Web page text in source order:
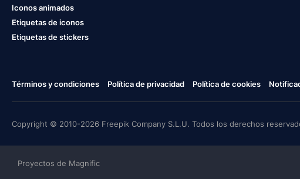
Iconos animados
Etiquetas de iconos
Etiquetas de stickers
Términos y condiciones Política de privacidad Política de cookies
Copyright © 2010-2026 Freepik Company S.L.U. Todos los derechos
Proyectos de Magnific